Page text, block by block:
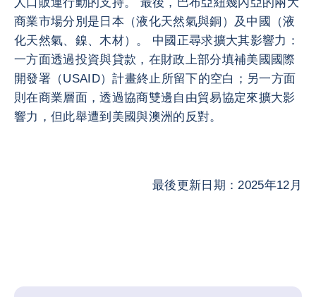
商業市場分別是日本（液化天然氣與銅）及中國（液
化天然氣、鎳、木材）。 中國正尋求擴大其影響力：
一方面透過投資與貸款，在財政上部分填補美國國際
開發署（USAID）計畫終止所留下的空白；另一方面
則在商業層面，透過協商雙邊自由貿易協定來擴大影
響力，但此舉遭到美國與澳洲的反對。
最後更新日期：2025年12月